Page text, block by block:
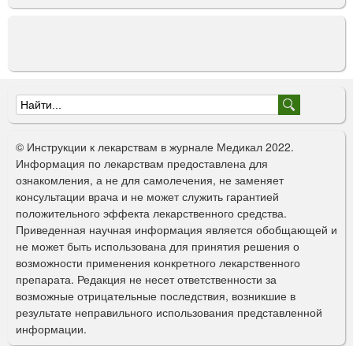
Ф
о
р
м
а
п
о
и
с
к
© Инструкции к лекарствам в журнале Медикал 2022.
Информация по лекарствам предоставлена для
ознакомления, а не для самолечения, не заменяет
консультации врача и не может служить гарантией
положительного эффекта лекарственного средства.
Приведенная научная информация является обобщающей и
не может быть использована для принятия решения о
возможности применения конкретного лекарственного
препарата. Редакция не несет ответственности за
возможные отрицательные последствия, возникшие в
результате неправильного использования представленной
информации.